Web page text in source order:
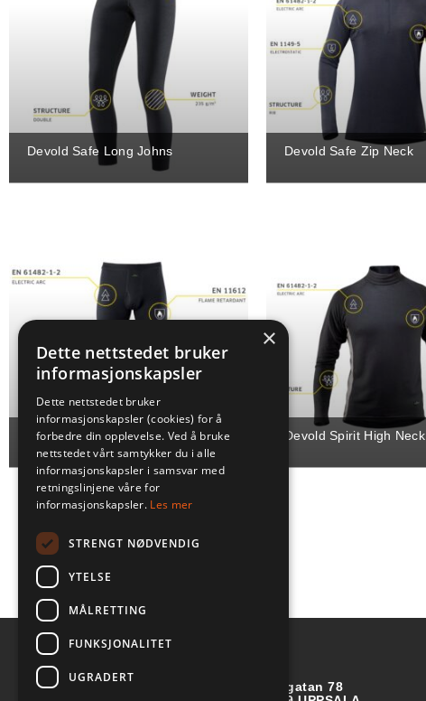
Devold Safe Long Johns Devold Safe Zip Neck
Devold Spirit Long Johns Devold Spirit High Neck
Börjegatan 78
×
Dette nettstedet bruker
informasjonskapsler
Dette nettstedet bruker
informasjonskapsler (cookies) for å
forbedre din opplevelse. Ved å bruke
nettstedet vårt samtykker du i alle
informasjonskapsler i samsvar med
retningslinjene våre for
informasjonskapsler. Les mer
STRENGT NØDVENDIG
YTELSE
MÅLRETTING
FUNKSJONALITET
UGRADERT